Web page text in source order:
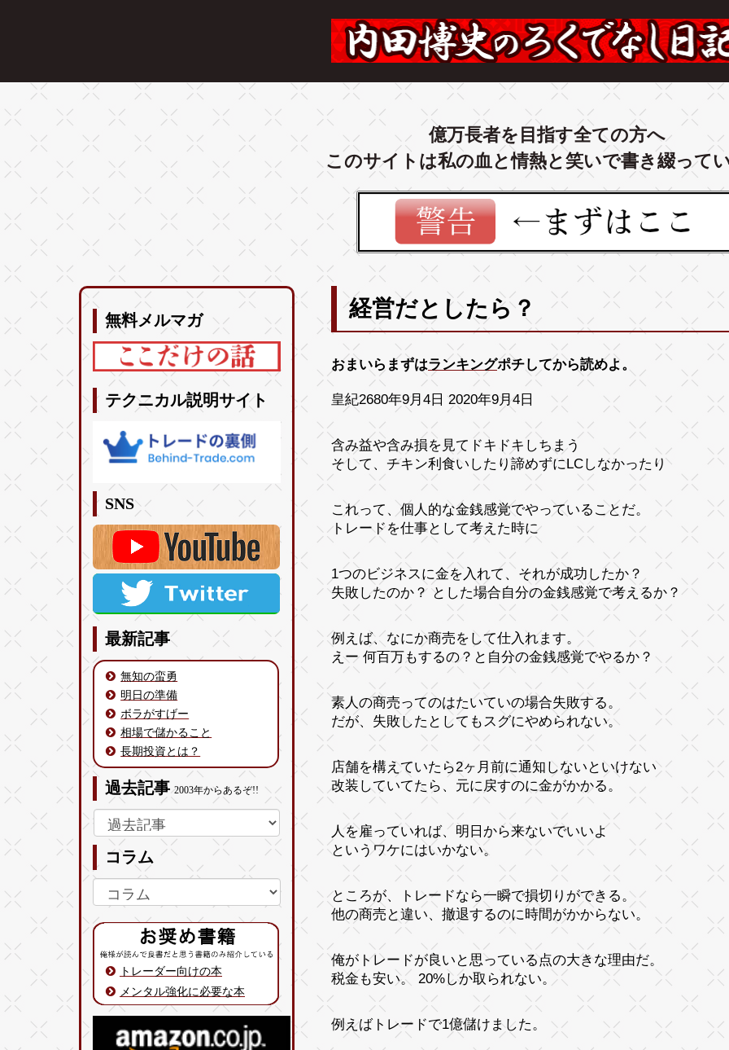
億万長者を目指す全ての方へ
このサイトは私の血と情熱と笑いで書き綴って
無料メルマガ
テクニカル説明サイト
SNS
最新記事
無知の蛮勇
明日の準備
ボラがすげー
相場で儲かること
長期投資とは？
過去記事2003年からあるぞ!!
コラム
トレーダー向けの本
メンタル強化に必要な本
経営だとしたら？
おまいらまずはランキングポチしてから読めよ。
皇紀2680年9月4日 2020年9月4日
含み益や含み損を見てドキドキしちまう
そして、チキン利食いしたり諦めずにLCしなかったり
これって、個人的な金銭感覚でやっていることだ。
トレードを仕事として考えた時に
1つのビジネスに金を入れて、それが成功したか？
失敗したのか？ とした場合自分の金銭感覚で考えるか？
例えば、なにか商売をして仕入れます。
えー 何百万もするの？と自分の金銭感覚でやるか？
素人の商売ってのはたいていの場合失敗する。
だが、失敗したとしてもスグにやめられない。
店舗を構えていたら2ヶ月前に通知しないといけない
改装していてたら、元に戻すのに金がかかる。
人を雇っていれば、明日から来ないでいいよ
というワケにはいかない。
ところが、トレードなら一瞬で損切りができる。
他の商売と違い、撤退するのに時間がかからない。
俺がトレードが良いと思っている点の大きな理由だ。
税金も安い。 20%しか取られない。
例えばトレードで1億儲けました。